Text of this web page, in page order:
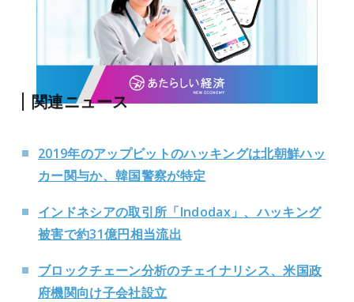
関連ニュース
2019年のアップビットのハッキングは北朝鮮ハッ
カー関与か、韓国警察が特定
インドネシアの取引所「Indodax」、ハッキング
被害で約31億円相当流出
ブロックチェーン分析のチェイナリシス、米国政
府機関向け子会社設立